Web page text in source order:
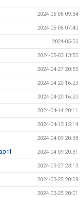
2024-05-06 09:34
2024-05-06 07:40
2024-05-06
2024-05-03 13:50
2024-04-27 20:55
2024-04-20 16:29
2024-04-20 16:20
2024-04-14 20:11
2024-04-13 15:14
2024-04-09 20:38
2024-04-09 20:31
2024-03-27 23:13
2024-03-25 20:09
2024-03-25 20:01